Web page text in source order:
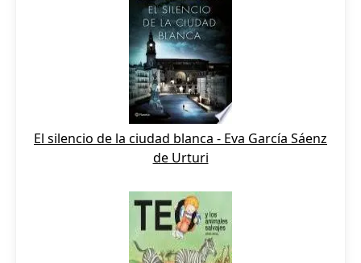
El silencio de la ciudad blanca - Eva García Sáenz
de Urturi